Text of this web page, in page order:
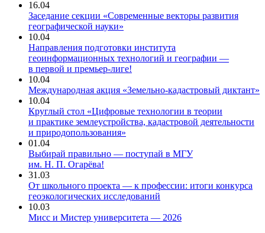
16.04
Заседание секции «Современные векторы развития
географической науки»
10.04
Направления подготовки института
геоинформационных технологий и географии —
в первой и премьер-лиге!
10.04
Международная акция «Земельно-кадастровый диктант»
10.04
Круглый стол «Цифровые технологии в теории
и практике землеустройства, кадастровой деятельности
и природопользования»
01.04
Выбирай правильно — поступай в МГУ
им. Н. П. Огарёва!
31.03
От школьного проекта — к профессии: итоги конкурса
геоэкологических исследований
10.03
Мисс и Мистер университета — 2026